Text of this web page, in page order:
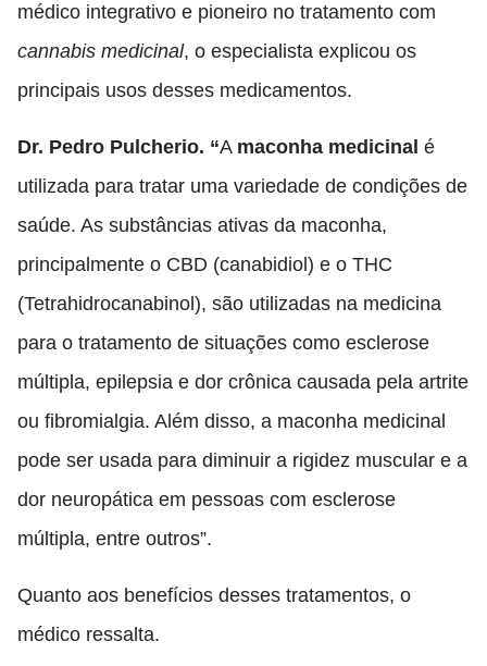
médico integrativo e pioneiro no tratamento com
cannabis medicinal, o especialista explicou os
principais usos desses medicamentos.
Dr. Pedro Pulcherio. “A maconha medicinal é
utilizada para tratar uma variedade de condições de
saúde. As substâncias ativas da maconha,
principalmente o CBD (canabidiol) e o THC
(Tetrahidrocanabinol), são utilizadas na medicina
para o tratamento de situações como esclerose
múltipla, epilepsia e dor crônica causada pela artrite
ou fibromialgia. Além disso, a maconha medicinal
pode ser usada para diminuir a rigidez muscular e a
dor neuropática em pessoas com esclerose
múltipla, entre outros”.
Quanto aos benefícios desses tratamentos, o
médico ressalta.